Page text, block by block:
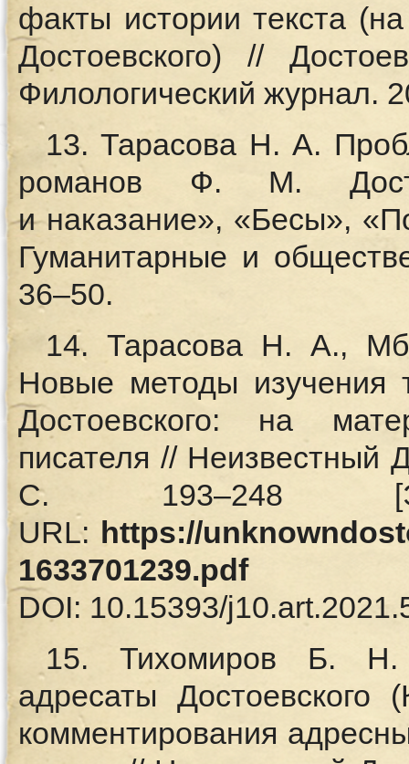
факты истории текста
Достоевского) //
Филологический журнал.
13. Тарасова Н. А.
романов Ф. М.
и наказание», «Бесы»,
Гуманитарные и
36–50.
14. Тарасова Н. А.,
Новые методы изучения
Достоевского: на
писателя // Неизвестный
С. 193–248
URL: https://
1633701239.pdf
DOI: 10.15393/
15. Тихомиров Б. Н.
адресаты Достоевского
комментирования